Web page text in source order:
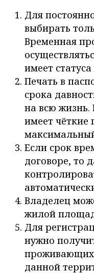
Для
выбирать
Временная
имеет
Печать в
срока
на всю жизнь.
имеет чёткие
Если срок
договоре, то
Владелец
жилой
Для
нужно
проживающих
данной